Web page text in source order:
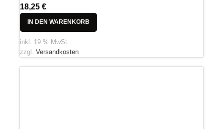
18,25 €
IN DEN WARENKORB
inkl. 19 % MwSt.
zzgl. Versandkosten